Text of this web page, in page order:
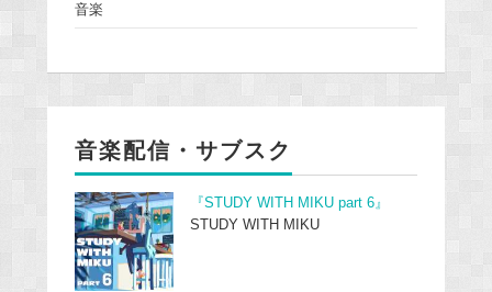
音楽
音楽配信・サブスク
『STUDY WITH MIKU part 6』
STUDY WITH MIKU